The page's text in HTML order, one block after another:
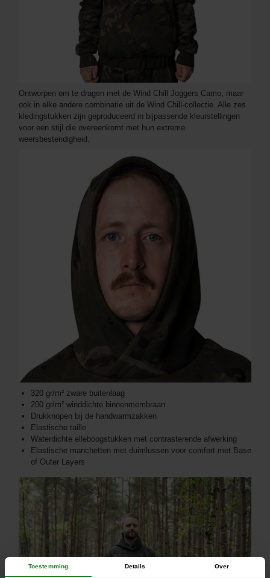
Toestemming Details Over
Ontworpen om te dragen met de Wind Chill Joggers Camo, maar
ook in elke andere combinatie uit de Wind Chill-collectie. Alle zes
kledingstukken zijn geproduceerd in bijpassende kleurstellingen
voor een stijl die overeenkomt met hun extreme
weersbestendigheid.
320 gr/m² zware buitenlaag
200 gr/m² winddichte binnenmembraan
Drukknopen bij de handwarmzakken
Elastische taille
Waterdichte elleboogstukken met contrasterende afwerking
Elastische manchetten met duimlussen voor comfort met Base
of Outer Layers